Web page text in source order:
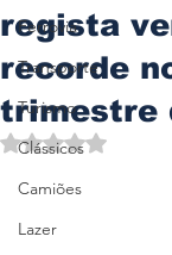
Ferrovia
Transporte
Turismo
Clássicos
Camiões
Lazer
regista
recorde
trimestre
Avaliado com